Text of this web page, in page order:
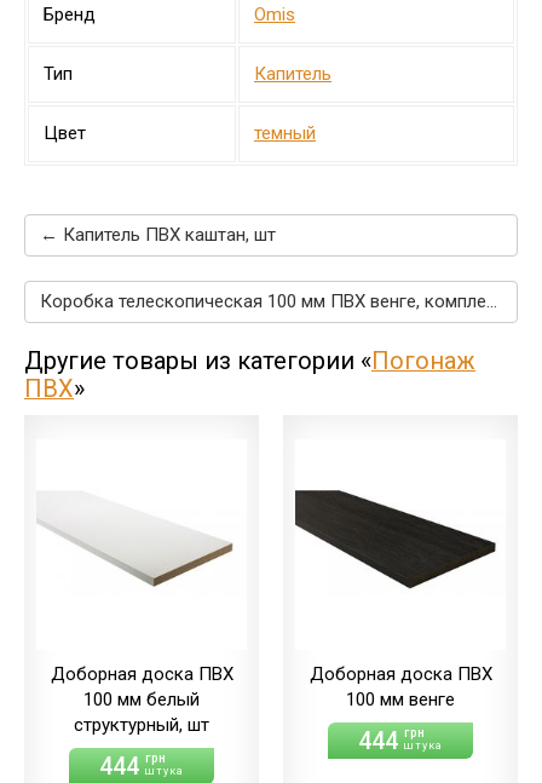
Бренд Omis
Тип Капитель
Цвет темный
← Капитель ПВХ каштан, шт
Коробка телескопическая 100 мм ПВХ венге, комплект →
Другие товары из категории «Погонаж
ПВХ»
Доборная доска ПВХ
100 мм белый
структурный, шт
444 грн
штука
Доборная доска ПВХ
100 мм венге
444 грн
штука